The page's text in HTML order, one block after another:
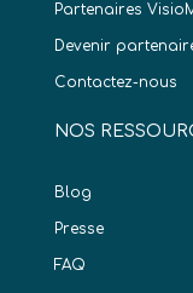
Partenaires
Devenir
Contactez-nous
NOS
Blog
Presse
FAQ